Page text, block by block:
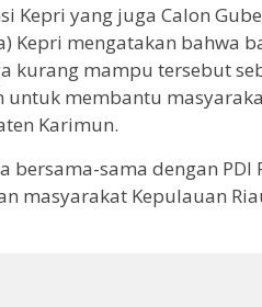
Kepri yang juga Calon
Kepri mengatakan bahwa
kurang mampu tersebut
untuk membantu
Karimun.
bersama-sama dengan PDI
masyarakat Kepulauan